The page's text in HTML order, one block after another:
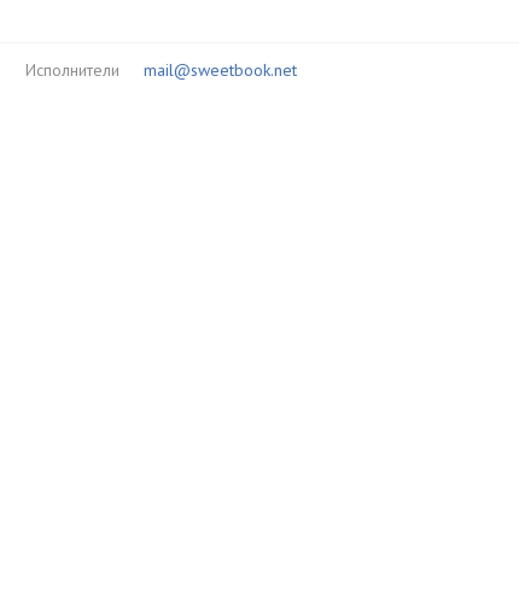
Исполнители mail@sweetbook.net